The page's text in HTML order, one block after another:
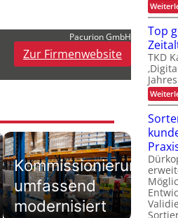
Pacurion GmbH
Zur Firmenwebsite
Kommissionierung
umfassend
modernisiert
Top
TKD